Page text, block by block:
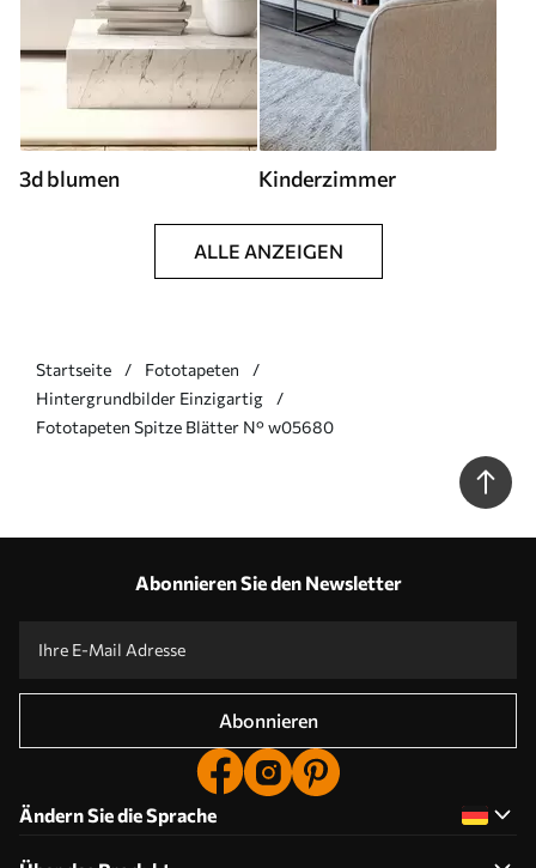
3d blumen Kinderzimmer
ALLE ANZEIGEN
Startseite
Fototapeten
Hintergrundbilder Einzigartig
Fototapeten Spitze Blätter N° w05680
Abonnieren Sie den Newsletter
Abonnieren
Ändern Sie die Sprache